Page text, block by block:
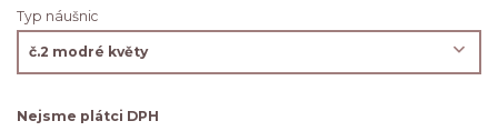
Typ náušnic
Nejsme plátci DPH